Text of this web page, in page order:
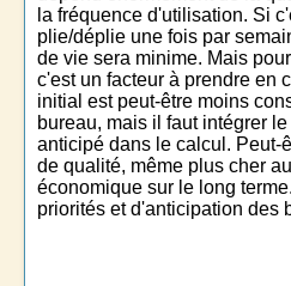
la fréquence d'utilisation. Si
plie/déplie une fois par
de vie sera minime. Mais
c'est un facteur à prendre en
initial est peut-être moins
bureau, mais il faut intégrer
anticipé dans le calcul. Peut-
de qualité, même plus cher
économique sur le long
priorités et d'anticipation des